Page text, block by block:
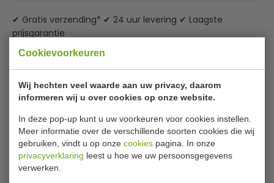
Cookievoorkeuren
Wij hechten veel waarde aan uw privacy, daarom
informeren wij u over cookies op onze website.
In deze pop-up kunt u uw voorkeuren voor cookies instellen.
Meer informatie over de verschillende soorten cookies die wij
gebruiken, vindt u op onze cookies pagina. In onze
privacyverklaring leest u hoe we uw persoonsgegevens
verwerken.
✔ Gratis verzending* ✔ 24 uur levering ✔ Laagste
prijsgarantie
Athena Hotelware porselein borden Ø
28 cm met een brede rand
gemaakt van duurzaam, verglaasd porselein waardoor ze
sterk, functioneel en praktisch zijn en ideaal zijn voor
cafés, kantines, bistro's en vele andere gelegenheden. De
borden hebben gerolde randen en kunnen daarom tegen